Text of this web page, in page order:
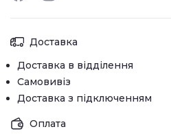
Доставка
Доставка в відділення
Самовивіз
Доставка з підключенням
Оплата